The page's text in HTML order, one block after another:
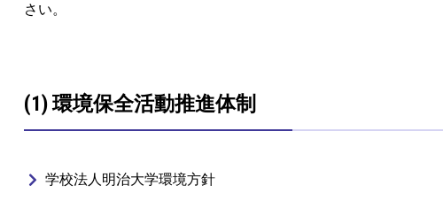
さい。
(1) 環境保全活動推進体制
学校法人明治大学環境方針